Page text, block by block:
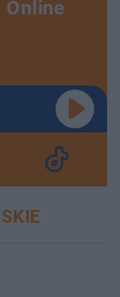
Online